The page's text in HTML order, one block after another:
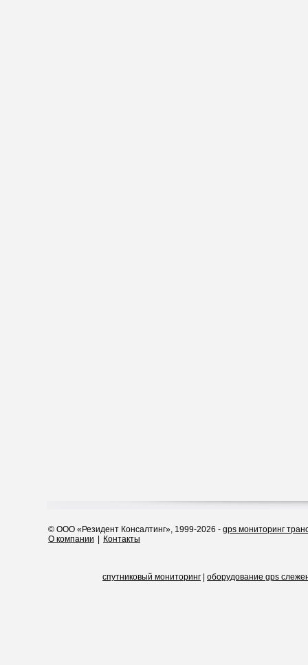
© ООО «Резидент Консалтинг», 1999-2026 - gps мониторинг
О компании
Контакты
спутниковый мониторинг оборудование gps